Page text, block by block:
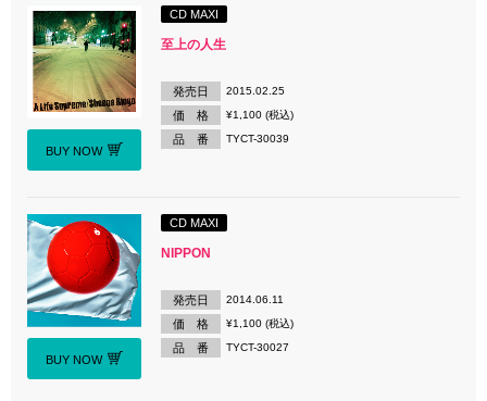
BUY NOW
CD MAXI
至上の人生
発売日 2015.02.25
価 格 ¥1,100 (税込)
品 番 TYCT-30039
BUY NOW
CD MAXI
NIPPON
発売日 2014.06.11
価 格 ¥1,100 (税込)
品 番 TYCT-30027